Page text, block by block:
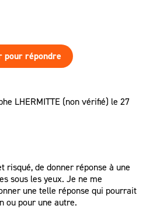
pour répondre
LHERMITTE (non vérifié) le 27
risqué, de donner réponse à une
sous les yeux. Je ne me
une telle réponse qui pourrait
ou pour une autre.